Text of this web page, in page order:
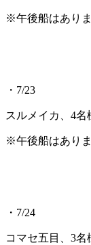
※午後船はあり
・7/23
スルメイカ、4名
※午後船はあり
・7/24
コマセ五目、3名